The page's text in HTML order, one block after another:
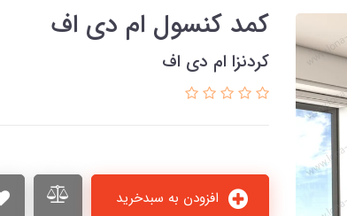
کمد کنسول ام دی اف
کردنزا ام دی اف